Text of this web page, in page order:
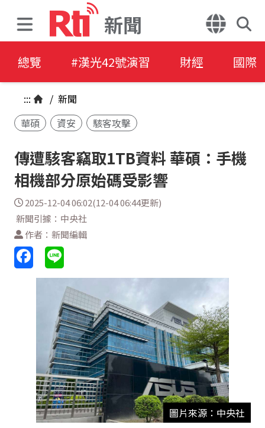
新聞
總覽 #漢光42號演習 財經 國際
::: / 新聞
華碩
資安 駭客攻擊
傳遭駭客竊取1TB資料 華碩：手機
相機部分原始碼受影響
2025-12-04 06:02(12-04 06:44更新)
新聞引據：中央社
作者：新聞編輯
圖片來源：中央社